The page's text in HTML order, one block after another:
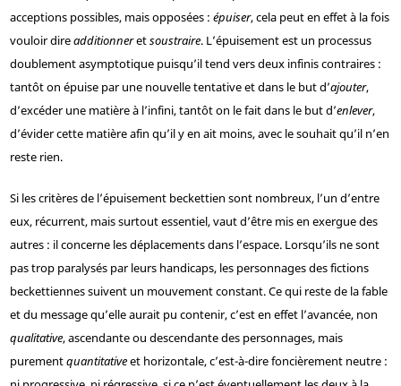
acceptions possibles, mais opposées : épuiser, cela peut en effet à la fois
vouloir direadditionneretsoustraire. L’épuisement est un processus
doublement asymptotique puisqu’il tend vers deux infinis contraires :
tantôt on épuise par une nouvelle tentative et dans le but d’ajouter,
d’excéder une matière à l’infini, tantôt on le fait dans le but d’enlever,
d’évider cette matière afin qu’il y en ait moins, avec le souhait qu’il n’en
reste rien.
Si les critères de l’épuisement beckettien sont nombreux, l’un d’entre
eux, récurrent, mais surtout essentiel, vaut d’être mis en exergue des
autres : il concerne les déplacements dans l’espace. Lorsqu’ils ne sont
pas trop paralysés par leurs handicaps, les personnages des fictions
beckettiennes suivent un mouvement constant. Ce qui reste de la fable
et du message qu’elle aurait pu contenir, c’est en effet l’avancée, non
qualitative, ascendante ou descendante des personnages, mais
purementquantitativeet horizontale, c’est-à-dire foncièrement neutre :